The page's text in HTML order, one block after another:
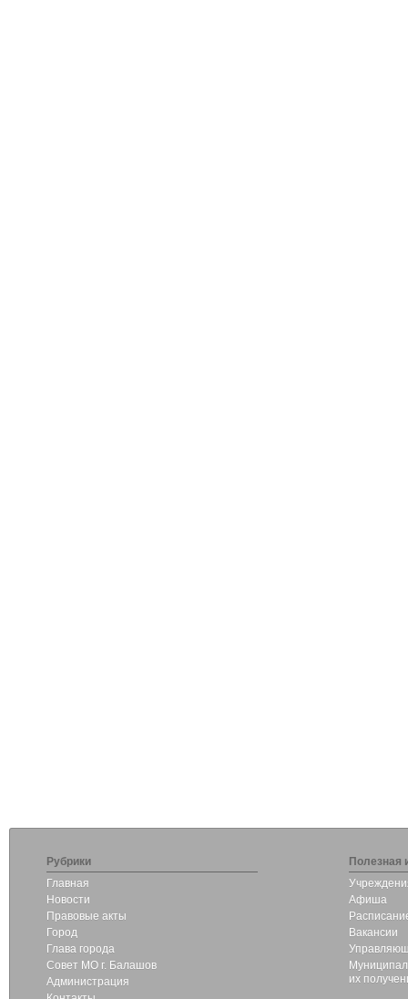
Рубрики
Главная
Новости
Правовые акты
Город
Глава города
Совет МО г. Балашов
Администрация
Полезная
Афиша
Вакансии
их